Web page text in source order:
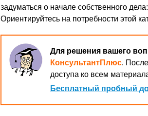
задуматься о начале собственного
Ориентируйтесь на потребности этой
Для решения вашего
КонсультантПлюс.
доступа ко всем
Бесплатный пробный